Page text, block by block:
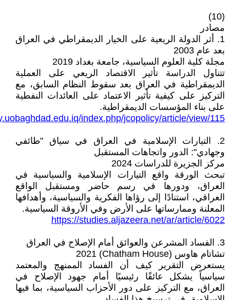
(10)
مصادر
1. أثر الدولة الريعية على الخيار الديمقراطي في العراق
بعد عام 2003
مجلة كلية العلوم السياسية، جامعة بغداد 2019
تتناول الدراسة تأثير الاقتصاد الريعي على العملية
الديمقراطية في العراق بعد سقوط النظام السابق، مع
التركيز على كيفية تأثير الاعتماد على العائدات النفطية
على بناء المؤسسات الديمقراطية.
index.php/jcopolicy/article/view/115
2. التيارات الإسلامية في العراق في سياق "طائفي
وجهادي": الدور واتجاهات المستقبل
مركز الجزيرة للدراسات 2024
تبحث الورقة واقع التيارات الإسلامية والسياسية في
العراق، ودورها في رسم حاضر ومستقبل الواقع
العراقي، استنادًا إلى رؤاها الفكرية والسياسية، وأهدافها
المعلنة وممارساتها على الأرض وفي الأروقة السياسية.
https://studies.aljazeera.net/ar/article/6022
3. الفساد المشرعن والعوائق أمام الإصلاح في العراق
تشاتام هاوس (Chatham House) 2021
يستعرض التقرير كيف أن الفساد الممنهج والمعتمد
سياسياً يشكل عائقًا رئيسيًا أمام جهود الإصلاح في
العراق، مع التركيز على دور الأحزاب السياسية، بما فيها